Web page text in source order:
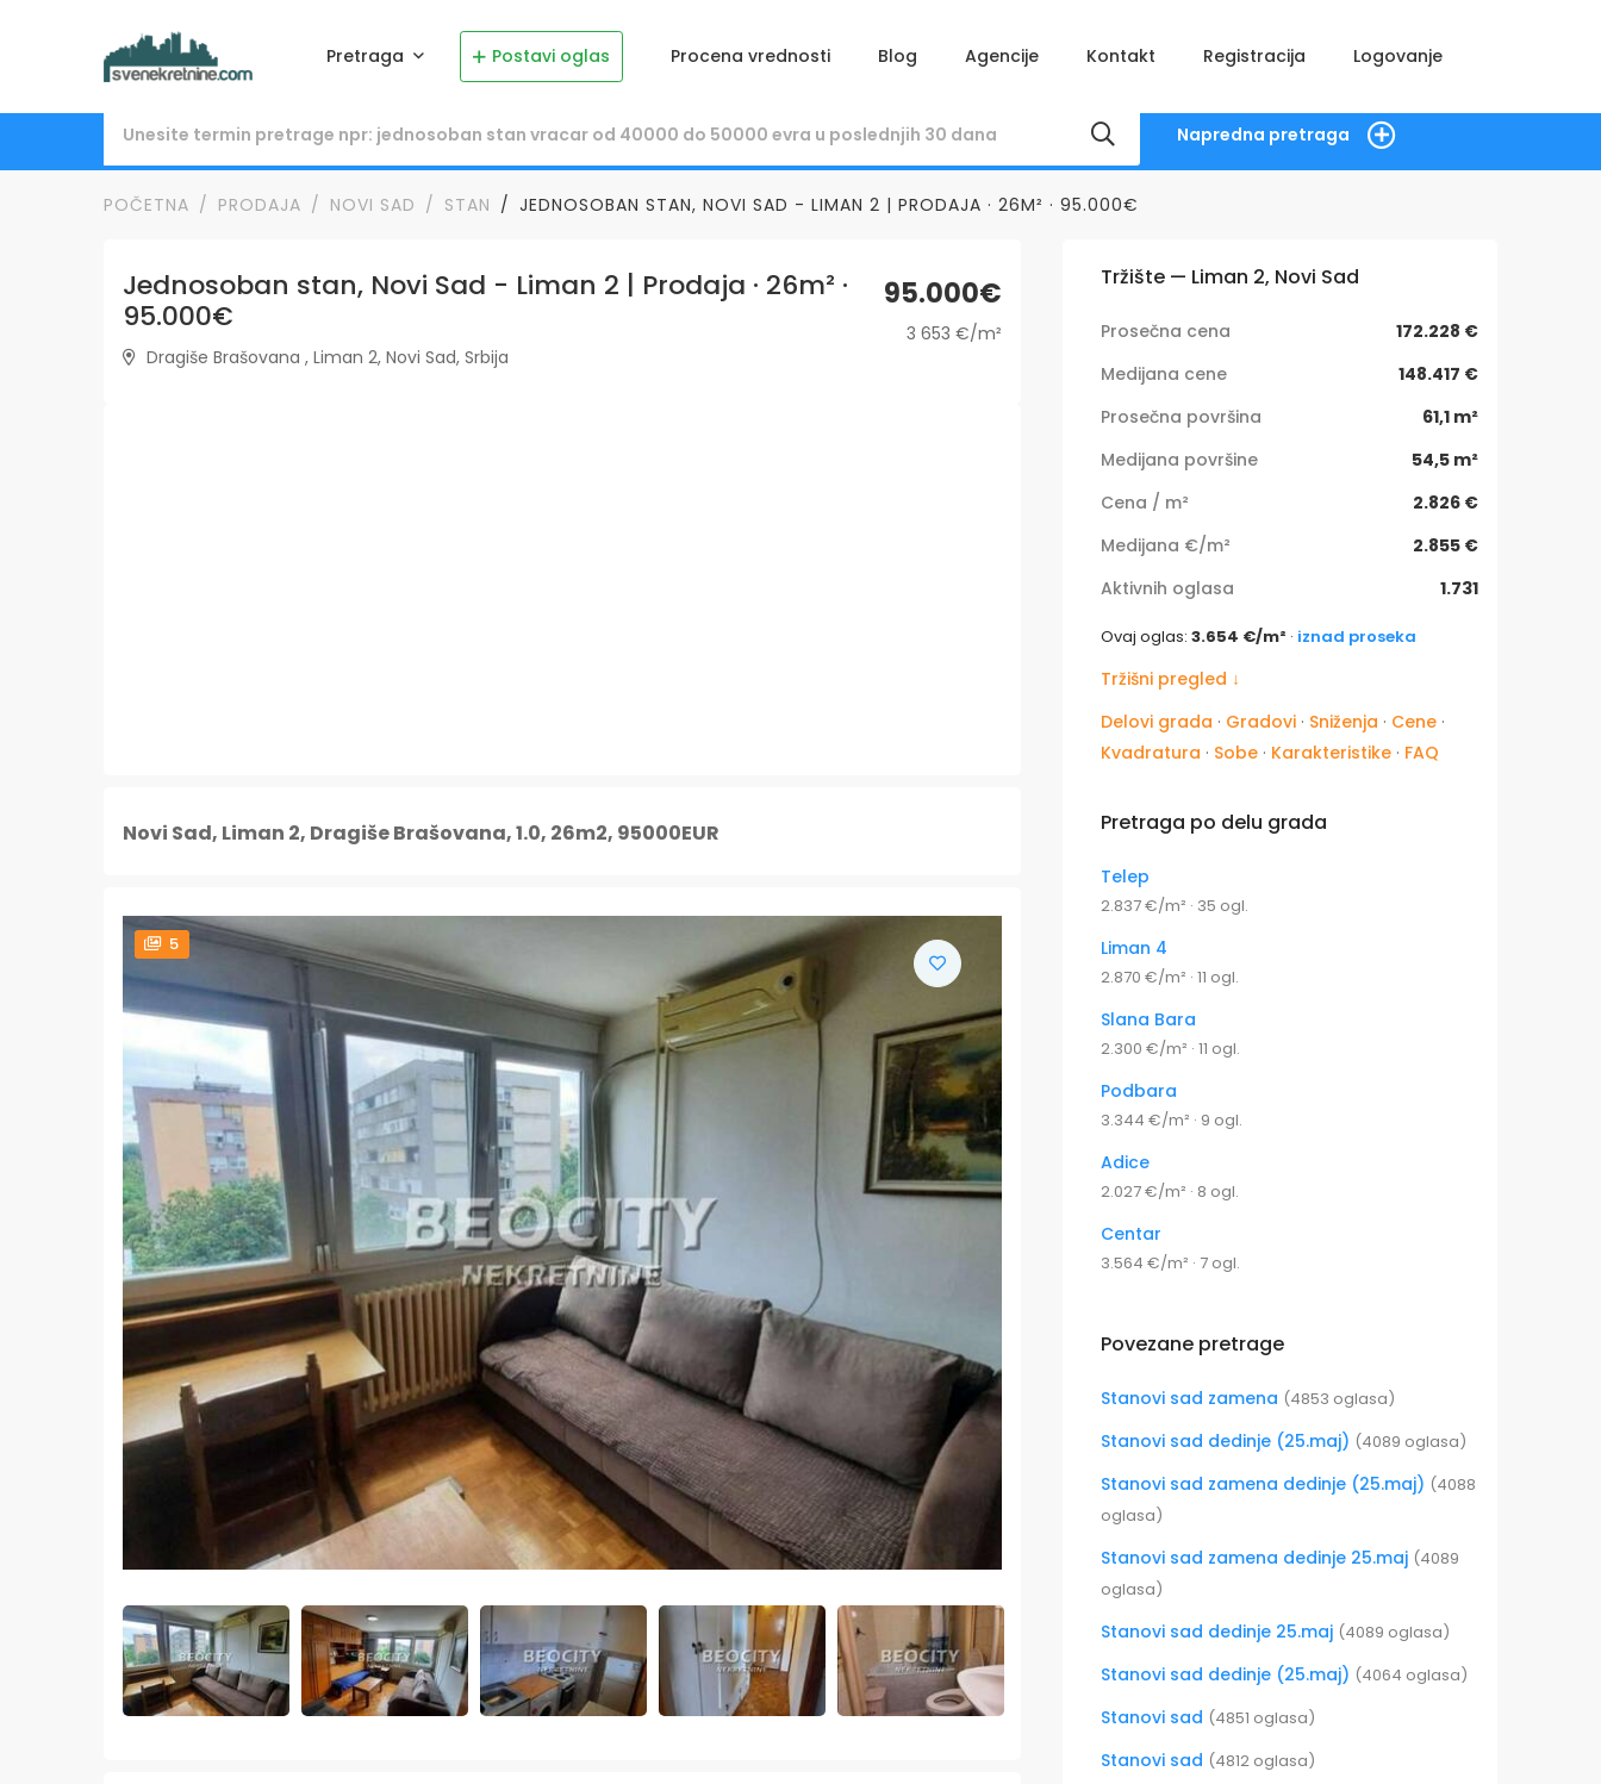
Pretraga Postavi oglas Procena vrednosti Blog Agencije Kontakt Registracija Logovanje
Napredna pretraga
POČETNA PRODAJA NOVI SAD STAN JEDNOSOBAN STAN, NOVI SAD - LIMAN 2 | PRODAJA · 26M² · 95.000€
Jednosoban stan, Novi Sad - Liman 2 | Prodaja · 26m² ·
95.000€
Dragiše Brašovana , Liman 2, Novi Sad, Srbija
95.000€
3 653 €/m²
Novi Sad, Liman 2, Dragiše Brašovana, 1.0, 26m2, 95000EUR
5
Tržište — Liman 2, Novi Sad
Prosečna cena
172.228 €
Medijana cene
148.417 €
Prosečna površina
61,1 m²
Medijana površine
54,5 m²
Cena / m²
2.826 €
Medijana €/m²
2.855 €
Aktivnih oglasa
1.731
Ovaj oglas: 3.654 €/m² · iznad proseka
Tržišni pregled ↓
Delovi grada · Gradovi · Sniženja · Cene ·
Kvadratura · Sobe · Karakteristike · FAQ
Pretraga po delu grada
Telep
2.837 €/m² · 35 ogl.
Liman 4
2.870 €/m² · 11 ogl.
Slana Bara
2.300 €/m² · 11 ogl.
Podbara
3.344 €/m² · 9 ogl.
Adice
2.027 €/m² · 8 ogl.
Centar
3.564 €/m² · 7 ogl.
Povezane pretrage
Stanovi sad zamena (4853 oglasa)
Stanovi sad dedinje (25.maj) (4089 oglasa)
Stanovi sad zamena dedinje (25.maj) (4088
oglasa)
Stanovi sad zamena dedinje 25.maj (4089
oglasa)
Stanovi sad dedinje 25.maj (4089 oglasa)
Stanovi sad dedinje (25.maj) (4064 oglasa)
Stanovi sad (4851 oglasa)
Stanovi sad (4812 oglasa)